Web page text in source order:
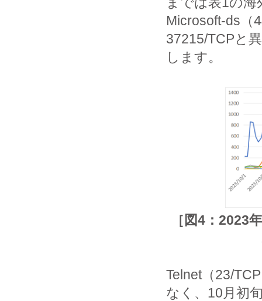
Microsoft-ds（
37215/TCPと
します。
［図4：2023
Telnet（23/
なく、10月初